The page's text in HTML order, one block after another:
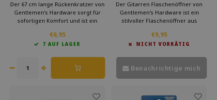
Der 67 cm lange Rückenkratzer von
Gentlemen's Hardware sorgt für
sofortigen Komfort und ist ein
Männergeschenk für jeden Anlass.
€6,95
7 AUF LAGER
Der Gitarren Flaschenöffner von
Gentlemen's Hardware ist ein
stilvoller Flaschenöffner aus
Männergeschenk.
€9,95
NICHT VORRÄTIG
Benachrichtige mich